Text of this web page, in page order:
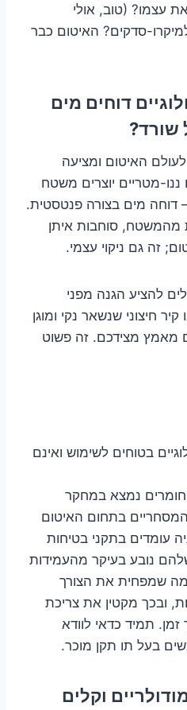
עצמו? (טוב, אולי
סדקים? האיטום כבר
דוחים מים
שורד?
האיטום ומציעה
ננו-מטריים יוצרים משטח
– דוחה מים בצורה פנטסטית.
מהמשטח, סוחבות איתן
זה גם ניקוי עצמי.
להציע הגנה מפני
חיצוני שנשאר נקי ומוגן
מאמץ מצידכם. זה פשוט
בטוחים לשימוש ואינם
חומרים נמצא במחקר
בתחום האיטום
עומדים בתקני בטיחות
נובע בעיקר מהעמידות
שמפחית את הצורך
ובכך מקטין את צריכת
תמיד כדאי לוודא
בעל תו תקן מוכר.
וקלים